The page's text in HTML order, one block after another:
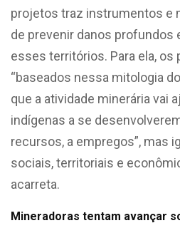
projetos traz instrumentos e
de prevenir danos profundos
esses territórios. Para ela,
“baseados nessa mitologia
que a atividade minerária vai
indígenas a se
recursos, a empregos”, mas
sociais, territoriais e
acarreta.
Mineradoras tentam avançar